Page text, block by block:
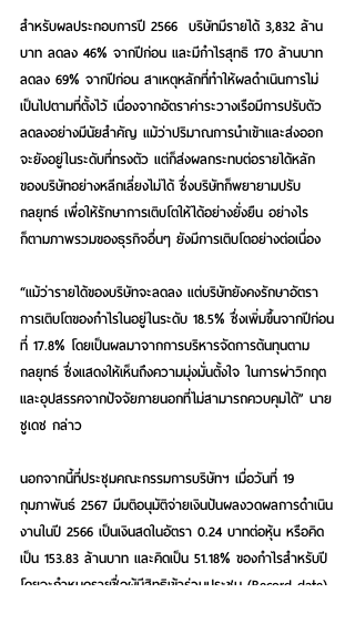
สำหรับผลประกอบการปี 2566  บริษัทมีรายได้ 3,832 ล้าน
บาท ลดลง 46% จากปีก่อน และมีกำไรสุทธิ 170 ล้านบาท
ลดลง 69% จากปีก่อน สาเหตุหลักที่ทำให้ผลดำเนินการไม่
เป็นไปตามที่ตั้งไว้ เนื่องจากอัตราค่าระวางเรือมีการปรับตัว
ลดลงอย่างมีนัยสำคัญ แม้ว่าปริมาณการนำเข้าและส่งออก
จะยังอยู่ในระดับที่ทรงตัว แต่ก็ส่งผลกระทบต่อรายได้หลัก
ของบริษัทอย่างหลีกเลี่ยงไม่ได้ ซึ่งบริษัทก็พยายามปรับ
กลยุทธ์ เพื่อให้รักษาการเติบโตให้ได้อย่างยั่งยืน อย่างไร
ก็ตามภาพรวมของธุรกิจอื่นๆ ยังมีการเติบโตอย่างต่อเนื่อง
“แม้ว่ารายได้ของบริษัทจะลดลง แต่บริษัทยังคงรักษาอัตรา
การเติบโตของกำไรในอยู่ในระดับ 18.5% ซึ่งเพิ่มขึ้นจากปีก่อน
ที่ 17.8% โดยเป็นผลมาจากการบริหารจัดการต้นทุนตาม
กลยุทธ์ ซึ่งแสดงให้เห็นถึงความมุ่งมั่นตั้งใจ ในการผ่าวิกฤต
และอุปสรรคจากปัจจัยภายนอกที่ไม่สามารถควบคุมได้” นาย
ชูเดช กล่าว
นอกจากนี้ที่ประชุมคณะกรรมการบริษัทฯ เมื่อวันที่ 19
กุมภาพันธ์ 2567 มีมติอนุมัติจ่ายเงินปันผลงวดผลการดำเนิน
งานในปี 2566 เป็นเงินสดในอัตรา 0.24 บาทต่อหุ้น หรือคิด
เป็น 153.83 ล้านบาท และคิดเป็น 51.18% ของกำไรสำหรับปี
โดยจะกำหนดรายชื่อผู้มีสิทธิเข้าร่วมประชุม (Record date)